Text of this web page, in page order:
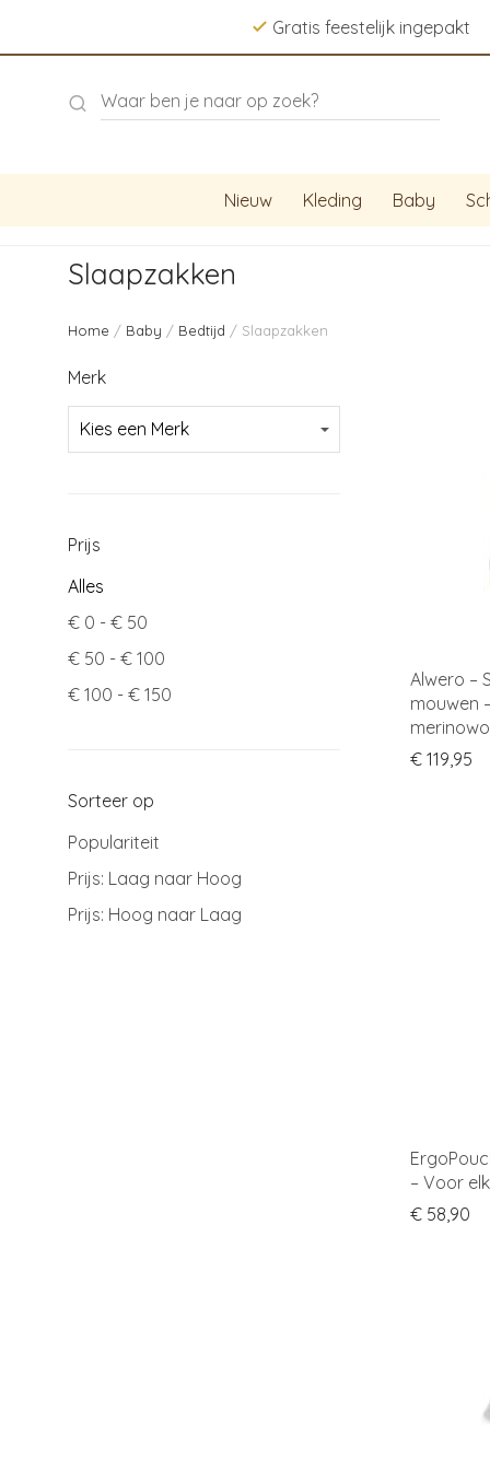
Gratis feestelijk ingepakt
Nieuw Kleding Baby
Slaapzakken
Home / Baby / Bedtijd / Slaapzakken
Merk
Prijs
Alles
€ 0 - € 50
€ 50 - € 100
€ 100 - € 150
Sorteer op
Populariteit
Prijs: Laag naar Hoog
Prijs: Hoog naar Laag
Alwero –
mouwen
€119,95
– Voor
€58,90